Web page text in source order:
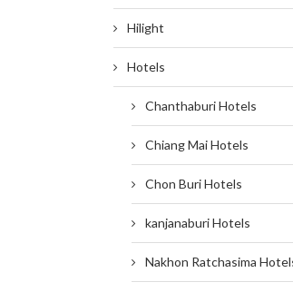
Hilight
Hotels
Chanthaburi Hotels
Chiang Mai Hotels
Chon Buri Hotels
kanjanaburi Hotels
Nakhon Ratchasima